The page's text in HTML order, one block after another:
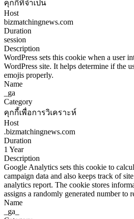
คุกกี้ที่จำเป็น
Host
bizmatchingnews.com
Duration
session
Description
WordPress sets this cookie when a user
WordPress site. It helps determine if the
emojis properly.
Name
_ga
Category
คุกกี้เพื่อการวิเคราะห์
Host
.bizmatchingnews.com
Duration
1 Year
Description
Google Analytics sets this cookie to
campaign data and also keeps track of
analytics report. The cookie stores
assigns a randomly generated number to
Name
_ga_